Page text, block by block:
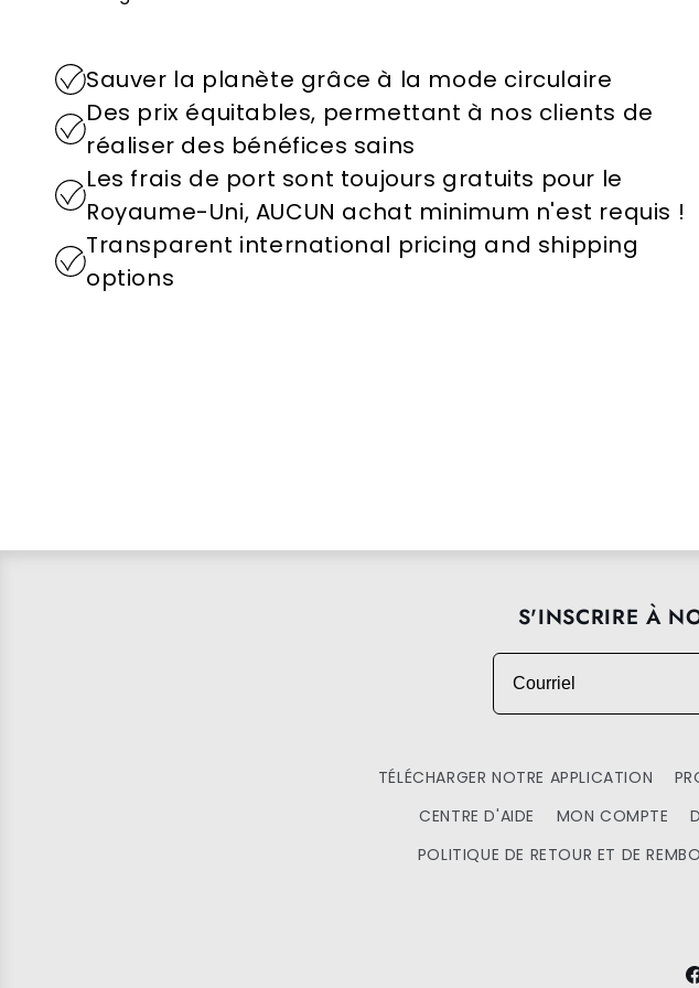
Sauver la planète grâce à la mode circulaire
Des prix équitables, permettant à nos clients de
réaliser des bénéfices sains
Les frais de port sont toujours gratuits pour le
Royaume-Uni, AUCUN achat minimum n'est requis !
Transparent international pricing and shipping
options
S'INSCRIRE À
Courriel
TÉLÉCHARGER NOTRE APPLICATION
CENTRE D'AIDE
MON COMPTE
POLITIQUE DE RETOUR ET DE